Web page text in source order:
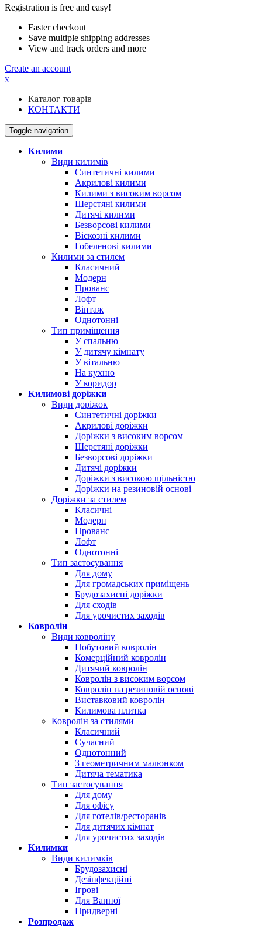
Registration is free and easy!
Faster checkout
Save multiple shipping addresses
View and track orders and more
Create an account
x
Каталог товарів
КОНТАКТИ
Toggle navigation
Килими
Види килимів
Синтетичні килими
Акрилові килими
Килими з високим ворсом
Шерстяні килими
Дитячі килими
Безворсові килими
Віскозні килими
Гобеленові килими
Килими за стилем
Класичний
Модерн
Прованс
Лофт
Вінтаж
Однотонні
Тип приміщення
У спальню
У дитячу кімнату
У вітальню
На кухню
У коридор
Килимові доріжки
Види доріжок
Синтетичні доріжки
Акрилові доріжки
Доріжки з високим ворсом
Шерстяні доріжки
Безворсові доріжки
Дитячі доріжки
Доріжки з високою щільністю
Доріжки на резиновій основі
Доріжки за стилем
Класичні
Модерн
Прованс
Лофт
Однотонні
Тип застосування
Для дому
Для громадських приміщень
Брудозахисні доріжки
Для сходів
Для урочистих заходів
Ковролін
Види ковроліну
Побутовий ковролін
Комерційний ковролін
Дитячий ковролін
Ковролін з високим ворсом
Ковролін на резиновій основі
Виставковий ковролін
Килимова плитка
Ковролін за стилями
Класичний
Сучасний
Однотонний
З геометричним малюнком
Дитяча тематика
Тип застосування
Для дому
Для офісу
Для готелів/ресторанів
Для дитячих кімнат
Для урочистих заходів
Килимки
Види килимків
Брудозахисні
Дезінфекційні
Ігрові
Для Ванної
Придверні
Розпродаж